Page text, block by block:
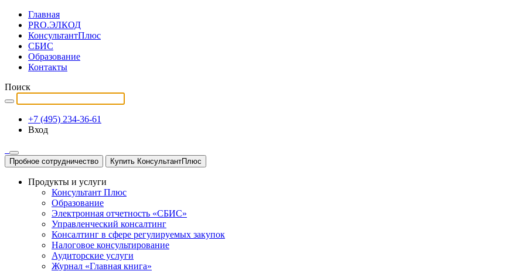
Главная
PRO.ЭЛКОД
КонсультантПлюс
СБИС
Образование
Контакты
Поиск
+7 (495) 234-36-61
Вход
Пробное сотрудничество Купить КонсультантПлюс
Продукты и услуги
Консультант Плюс
Образование
Электронная отчетность «СБИС»
Управленческий консалтинг
Консалтинг в сфере регулируемых закупок
Налоговое консультирование
Аудиторские услуги
Журнал «Главная книга»